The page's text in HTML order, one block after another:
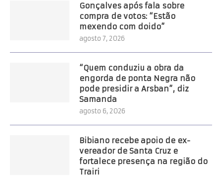
Gonçalves após fala sobre
compra de votos: “Estão
mexendo com doido”
agosto 7, 2026
“Quem conduziu a obra da
engorda de ponta Negra não
pode presidir a Arsban”, diz
Samanda
agosto 6, 2026
Bibiano recebe apoio de ex-
vereador de Santa Cruz e
fortalece presença na região do
Trairi